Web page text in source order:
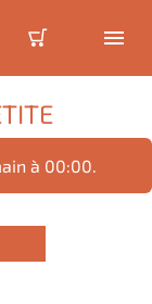
à 00:00.